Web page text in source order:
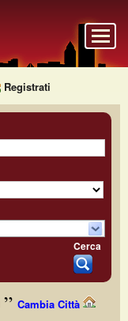
Registrati
Cerca
Cambia Città